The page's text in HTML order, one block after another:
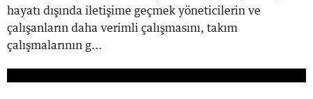
hayatı dışında iletişime geçmek yöneticilerin ve
çalışanların daha verimli çalışmasını, takım
çalışmalarının g...